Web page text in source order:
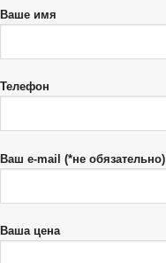
Ваше имя
Телефон
Ваш e-mail (*не обязательно)
Ваша цена